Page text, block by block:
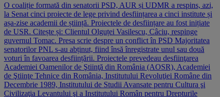
O coaliție formată din senatorii PSD, AUR și UDMR a respins, azi,
la Senat cinci proiecte de lege privind desființarea a cinci institute și
așa-zise academii de știință. Proiectele de desființare au fost inițiate
de USR. Citește și: Clientul Olguței Vasilescu, Câciu, respinge
guvernul Tomac. Presa scrie despre un conflict în PSD Majoritatea
senatorilor PNL s-au abținut, fiind însă înregistrate unul sau două
voturi în favoarea desființării. Proiectele prevedeau desfiinţarea
Academiei Oamenilor de Ştiinţă din România (AOSR), Academiei
de Ştiinţe Tehnice din România, Institutului Revoluţiei Române din
Decembrie 1989, Institutului de Studii Avansate pentru Cultura şi
Civilizaţia Levantului şi a Institutului Român pentru Drepturile